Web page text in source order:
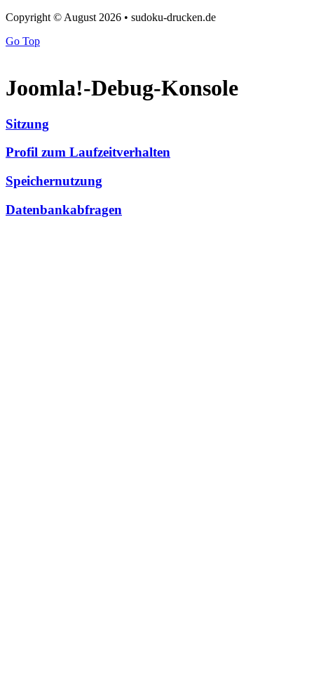
Copyright © August 2026 • sudoku-drucken.de
Go Top
Joomla!-Debug-Konsole
Sitzung
Profil zum Laufzeitverhalten
Speichernutzung
Datenbankabfragen